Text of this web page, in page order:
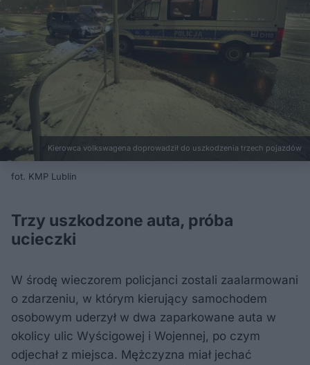
Kierowca volkswagena doprowadził do uszkodzenia trzech pojazdów
fot. KMP Lublin
Trzy uszkodzone auta, próba
ucieczki
W środę wieczorem policjanci zostali zaalarmowani
o zdarzeniu, w którym kierujący samochodem
osobowym uderzył w dwa zaparkowane auta w
okolicy ulic Wyścigowej i Wojennej, po czym
odjechał z miejsca. Mężczyzna miał jechać